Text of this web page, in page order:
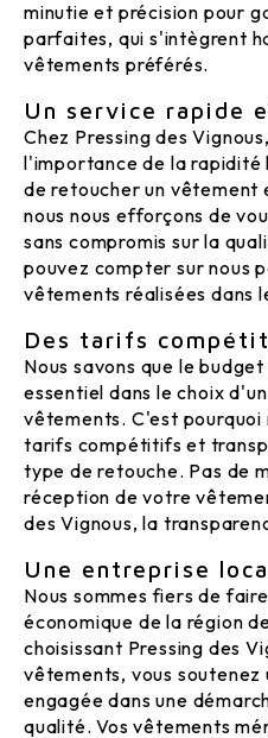
minutie et précision pour
parfaites, qui s'intègrent
vêtements préférés.
Un service rapide
Chez Pressing des
l'importance de la rapidité
de retoucher un vêtement
nous nous efforçons de
sans compromis sur la
pouvez compter sur nous
vêtements réalisées dans
Des tarifs
Nous savons que le
essentiel dans le choix
vêtements. C'est pourquoi
tarifs compétitifs et
type de retouche. Pas de
réception de votre
des Vignous, la
Une entreprise
Nous sommes fiers de
économique de la région
choisissant Pressing des
vêtements, vous
engagée dans une
qualité. Vos vêtements